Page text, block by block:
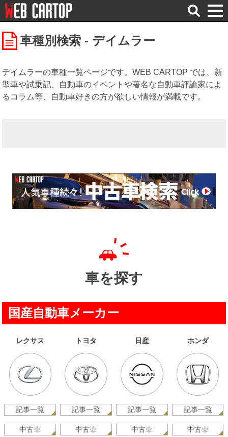
検
索
車種別検索 - デイムラー
デイムラーの車種一覧ページです。WEB CARTOP では、新
型車や試乗記、自動車のイベントや著名な自動車評論家によ
るコラム等、自動車好きの方が欲しい情報が満載です。
車を探す
国産自動車メーカー
レクサス
記事一覧
中古車
トヨタ
記事一覧
中古車
日産
記事一覧
中古車
ホンダ
記事一覧
中古車